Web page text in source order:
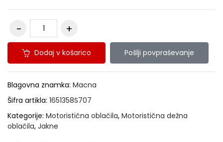
Dodaj v košarico Pošlji povpraševanje
Blagovna znamka: Macna
Šifra artikla: 1651358S707
Kategorije: Motoristična oblačila, Motoristična dežna
oblačila, Jakne